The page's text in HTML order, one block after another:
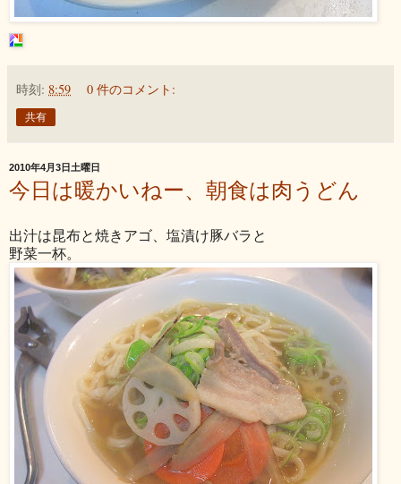
時刻: 8:59 0 件のコメント:
共有
2010年4月3日土曜日
今日は暖かいねー、朝食は肉うどん
出汁は昆布と焼きアゴ、塩漬け豚バラと
野菜一杯。